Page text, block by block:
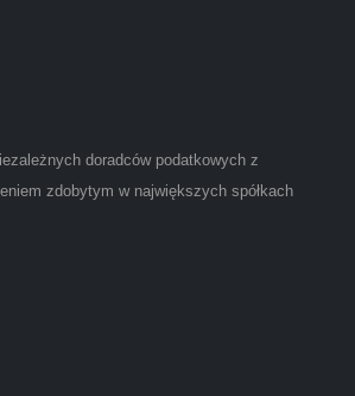
doradców podatkowych z
zdobytym w największych spółkach